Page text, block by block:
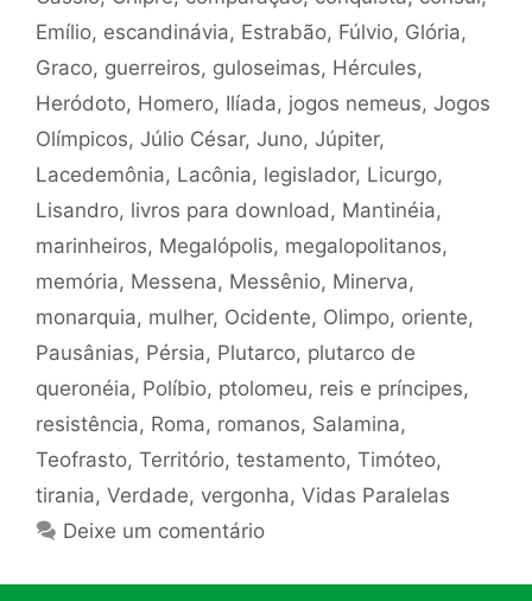
Emílio, escandinávia, Estrabão, Fúlvio, Glória,
Graco, guerreiros, guloseimas, Hércules,
Heródoto, Homero, Ilíada, jogos nemeus, Jogos
Olímpicos, Júlio César, Juno, Júpiter,
Lacedemônia, Lacônia, legislador, Licurgo,
Lisandro, livros para download, Mantinéia,
marinheiros, Megalópolis, megalopolitanos,
memória, Messena, Messênio, Minerva,
monarquia, mulher, Ocidente, Olimpo, oriente,
Pausânias, Pérsia, Plutarco, plutarco de
queronéia, Políbio, ptolomeu, reis e príncipes,
resistência, Roma, romanos, Salamina,
Teofrasto, Território, testamento, Timóteo,
tirania, Verdade, vergonha, Vidas Paralelas
Deixe um comentário